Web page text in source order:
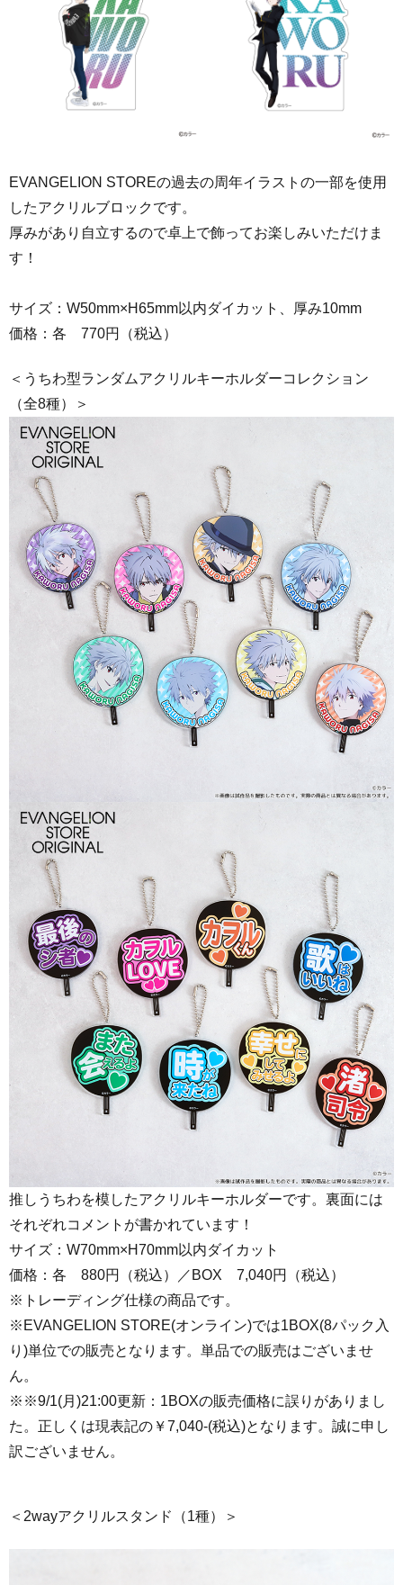
EVANGELION STOREの過去の周年イラストの一部を使用
したアクリルブロックです。
厚みがあり自立するので卓上で飾ってお楽しみいただけま
す！
サイズ：W50mm×H65mm以内ダイカット
、厚み10mm
価格：各 770円（税込）
＜うちわ型ランダムアクリルキーホルダーコレクション
（全8種）＞
推しうちわを模したアクリルキーホルダーです。裏面には
それぞれコメントが書かれています！
サイズ：W70mm×H70mm以内ダイカット
価格：各 880円（税込）／BOX 7,040円（税込）
※トレーディング仕様の商品です。
※EVANGELION STORE(オンライン)では1BOX(8パック入
り)単位での販売となります。単品での販売はございませ
ん。
※※9/1(月)21:00更新：1BOXの販売価格に誤りがありまし
た。正しくは現表記の￥7,040-(税込)となります。誠に申し
訳ございません。
＜2wayアクリルスタンド（1種）＞